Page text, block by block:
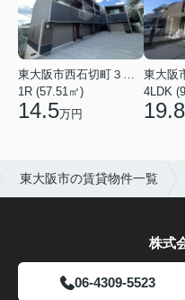
東大阪市西石切町３丁目
1R (57.51㎡)
14.5万円
4LDK
19.8
東大阪市の賃貸物件一覧
株式
06-4309-5523